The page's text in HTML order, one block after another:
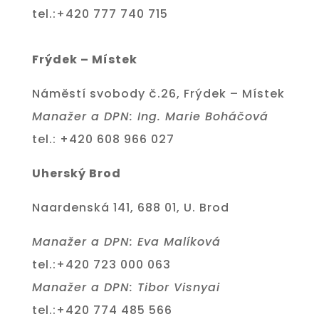
tel.:+420 777 740 715
Frýdek – Místek
Náměstí svobody č.26, Frýdek – Místek
Manažer a DPN: Ing. Marie Boháčová
tel.: +420 608 966 027
Uherský Brod
Naardenská 141, 688 01, U. Brod
Manažer a DPN: Eva Malíková
tel.:+420 723 000 063
Manažer a DPN: Tibor Visnyai
tel.:+420 774 485 566